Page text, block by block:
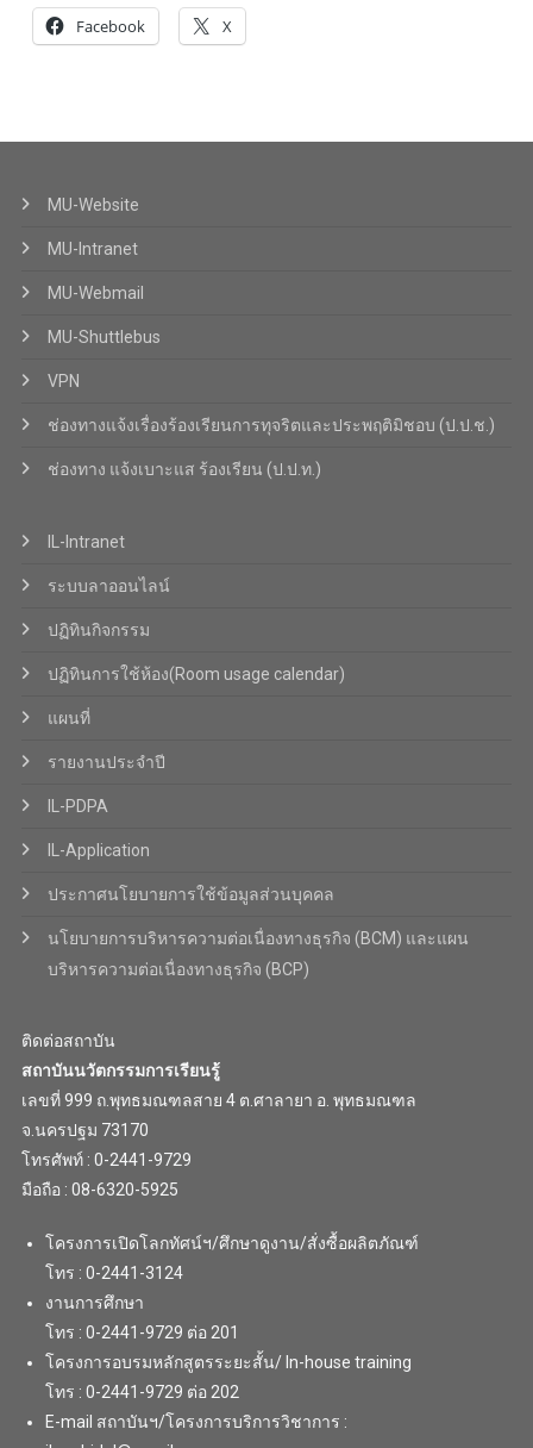
Facebook X
MU-Website
MU-Intranet
MU-Webmail
MU-Shuttlebus
VPN
ช่องทางแจ้งเรื่องร้องเรียนการทุจริตและประพฤติมิชอบ (ป.ป.ช.)
ช่องทาง แจ้งเบาะแส ร้องเรียน (ป.ป.ท.)
IL-Intranet
ระบบลาออนไลน์
ปฏิทินกิจกรรม
ปฏิทินการใช้ห้อง(Room usage calendar)
แผนที่
รายงานประจำปี
IL-PDPA
IL-Application
ประกาศนโยบายการใช้ข้อมูลส่วนบุคคล
นโยบายการบริหารความต่อเนื่องทางธุรกิจ (BCM) และแผน
บริหารความต่อเนื่องทางธุรกิจ (BCP)
ติดต่อสถาบัน
สถาบันนวัตกรรมการเรียนรู้
เลขที่ 999 ถ.พุทธมณฑลสาย 4 ต.ศาลายา อ. พุทธมณฑล
จ.นครปฐม 73170
โทรศัพท์ : 0-2441-9729
มือถือ : 08-6320-5925
โครงการเปิดโลกทัศน์ฯ/ศึกษาดูงาน/สั่งซื้อผลิตภัณฑ์
โทร : 0-2441-3124
งานการศึกษา
โทร : 0-2441-9729 ต่อ 201
โครงการอบรมหลักสูตรระยะสั้น/ In-house training
โทร : 0-2441-9729 ต่อ 202
E-mail สถาบันฯ/โครงการบริการวิชาการ :